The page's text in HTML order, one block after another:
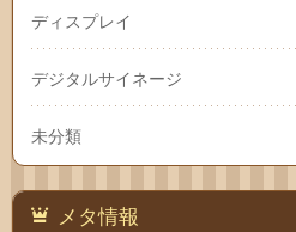
ディスプレイ
デジタルサイネージ
未分類
メタ情報